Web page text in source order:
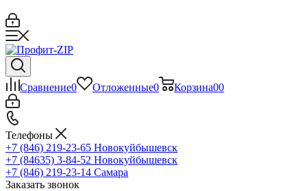
Сравнение0 Отложенные0 Корзина00
Телефоны
+7 (846) 219-23-65 Новокуйбышевск
+7 (84635) 3-84-52 Новокуйбышевск
+7 (846) 219-23-14 Самара
Заказать звонок